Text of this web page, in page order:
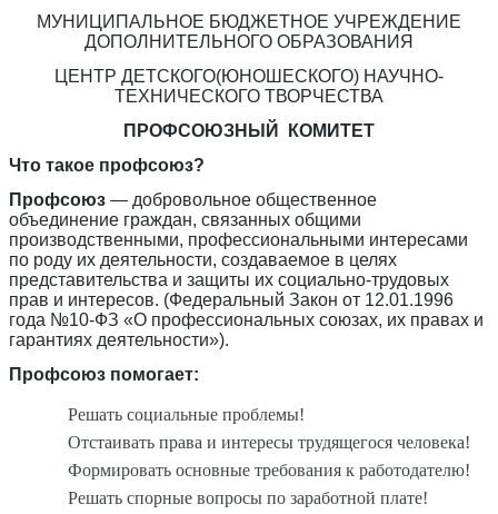
МУНИЦИПАЛЬНОЕ БЮДЖЕТНОЕ УЧРЕЖДЕНИЕ
ДОПОЛНИТЕЛЬНОГО ОБРАЗОВАНИЯ
ЦЕНТР ДЕТСКОГО(ЮНОШЕСКОГО) НАУЧНО-
ТЕХНИЧЕСКОГО ТВОРЧЕСТВА
ПРОФСОЮЗНЫЙ КОМИТЕТ
Что такое профсоюз?
Профсоюз — добровольное общественное
объединение граждан, связанных общими
производственными, профессиональными интересами
по роду их деятельности, создаваемое в целях
представительства и защиты их социально-трудовых
прав и интересов. (Федеральный Закон от 12.01.1996
года №10-ФЗ «О профессиональных союзах, их правах и
гарантиях деятельности»).
Профсоюз помогает:
Решать социальные проблемы!
Отстаивать права и интересы трудящегося человека!
Формировать основные требования к работодателю!
Решать спорные вопросы по заработной плате!